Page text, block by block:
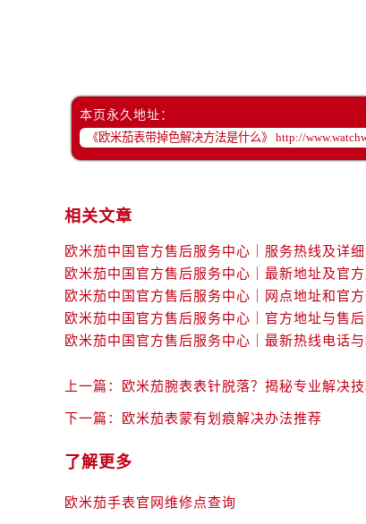
无锡市梁溪区人民中路139号
南通市崇川区工农路57号圆融
武汉市江汉区解放大道686号
合肥市蜀山区潜山路111号万
长春市朝阳区西安大路727号
贵阳市南明区都司高架桥路33
昆明市盘龙区北京路928号同
石家庄市长安区中山东路39号
西安市碑林区南关正街88号华
唐山市路南区新华东道100号
台州市椒江区东海大道1800号
重庆市解放碑渝中区民权路28
本页永久地址：
相关文章
上一篇： 欧米茄腕表表针脱落？揭秘专业解决
下一篇： 欧米茄表蒙有划痕解决办法推荐
了解更多
欧米茄手表官网维修点查询